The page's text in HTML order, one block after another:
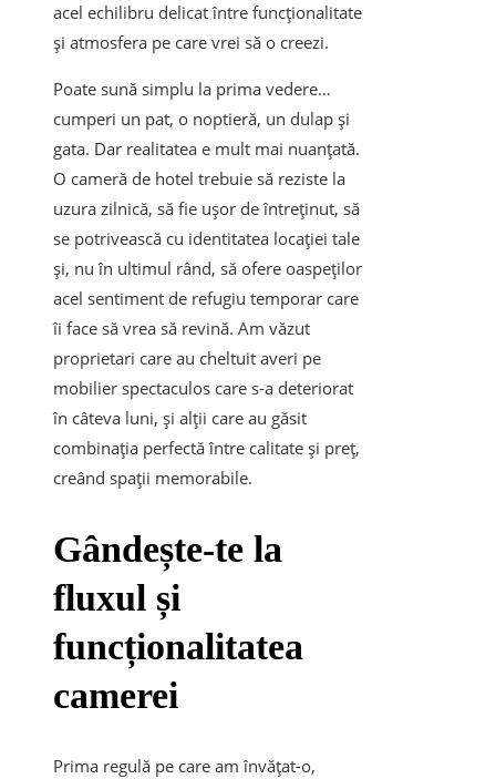
acel echilibru delicat între funcționalitate
și atmosfera pe care vrei să o creezi.
Poate sună simplu la prima vedere…
cumperi un pat, o noptieră, un dulap și
gata. Dar realitatea e mult mai nuanțată.
O cameră de hotel trebuie să reziste la
uzura zilnică, să fie ușor de întreținut, să
se potrivească cu identitatea locației tale
și, nu în ultimul rând, să ofere oaspeților
acel sentiment de refugiu temporar care
îi face să vrea să revină. Am văzut
proprietari care au cheltuit averi pe
mobilier spectaculos care s-a deteriorat
în câteva luni, și alții care au găsit
combinația perfectă între calitate și preț,
creând spații memorabile.
Gândește-te la
fluxul și
funcționalitatea
camerei
Prima regulă pe care am învățat-o,